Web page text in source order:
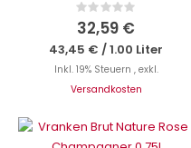
Rating:
0%
32,59 €
43,45 € /1.00 Liter
Inkl. 19% Steuern , exkl.
Versandkosten